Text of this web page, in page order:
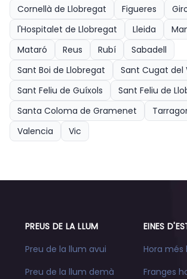
Cornellà de Llobregat
Figueres
l'Hospitalet de Llobregat
Lleida
Mataró
Reus Rubí
Sabadell
Sant Boi de Llobregat
Sant Cugat del
Sant Feliu de Guíxols
Sant Feliu de
Santa Coloma de Gramenet
Valencia
Vic
PREUS DE LA LLUM
Preu de la llum avui
Preu de la llum demà
EINES
Hora més
Franges